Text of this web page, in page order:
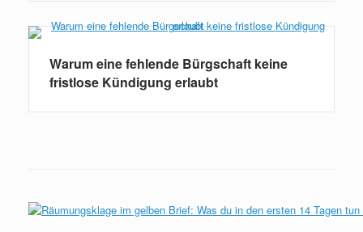
Warum eine fehlende Bürgschaft keine
fristlose Kündigung erlaubt